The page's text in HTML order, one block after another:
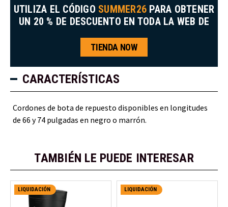
UTILIZA EL CÓDIGO SUMMER26 PARA OBTENER
UN 20 % DE DESCUENTO EN TODA LA WEB DE
TIENDA NOW
CARACTERÍSTICAS
Cordones de bota de repuesto disponibles en longitudes
de 66 y 74 pulgadas en negro o marrón.
TAMBIÉN LE PUEDE INTERESAR
LIQUIDACIÓN LIQUIDACIÓN